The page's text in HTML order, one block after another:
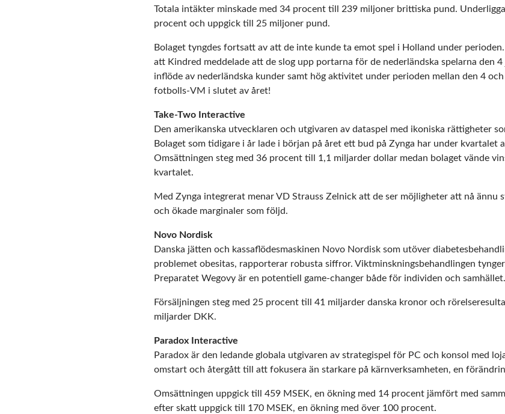
Totala intäkter minskade med 34 procent till 239 miljoner brittiska pund.
procent och uppgick till 25 miljoner pund.
Bolaget tyngdes fortsatt av att de inte kunde ta emot spel i Holland under
att Kindred meddelade att de slog upp portarna för de nederländska spelarna den
inflöde av nederländska kunder samt hög aktivitet under perioden mellan den 4
fotbolls-VM i slutet av året!
Take-Two Interactive
Den amerikanska utvecklaren och utgivaren av dataspel med ikoniska rättigheter
Bolaget som tidigare i år lade i början på året ett bud på Zynga har under
Omsättningen steg med 36 procent till 1,1 miljarder dollar medan bolaget vände
kvartalet.
Med Zynga integrerat menar VD Strauss Zelnick att de ser möjligheter att nå ännu
och ökade marginaler som följd.
Novo Nordisk
Danska jätten och kassaflödesmaskinen Novo Nordisk som utöver
problemet obesitas, rapporterar robusta siffror. Viktminskningsbehandlingen
Preparatet Wegovy är en potentiell game-changer både för individen och samhället.
Försäljningen steg med 25 procent till 41 miljarder danska kronor och
miljarder DKK.
Paradox Interactive
Paradox är den ledande globala utgivaren av strategispel för PC och konsol med
omstart och återgått till att fokusera än starkare på kärnverksamheten, en
Omsättningen uppgick till 459 MSEK, en ökning med 14 procent jämfört med
efter skatt uppgick till 170 MSEK, en ökning med över 100 procent.